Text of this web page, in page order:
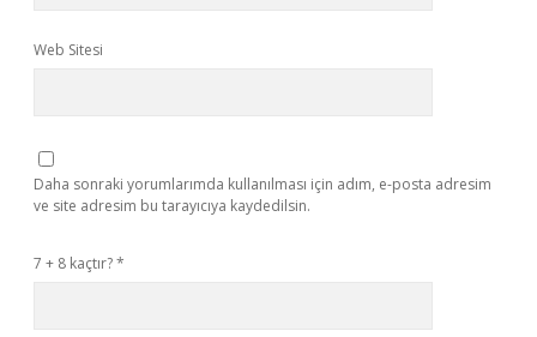
Web Sitesi
Daha sonraki yorumlarımda kullanılması için adım, e-posta adresim
ve site adresim bu tarayıcıya kaydedilsin.
7 + 8 kaçtır?*